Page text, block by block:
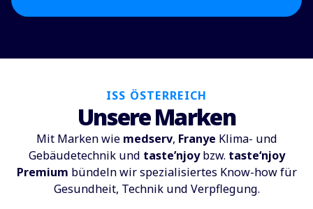
ISS ÖSTERREICH
Unsere Marken
Mit Marken wie medserv, Franye Klima- und
Gebäudetechnik und taste’njoybzw. taste‘njoy
Premium bündeln wir spezialisiertes Know-how für
Gesundheit, Technik und Verpflegung.